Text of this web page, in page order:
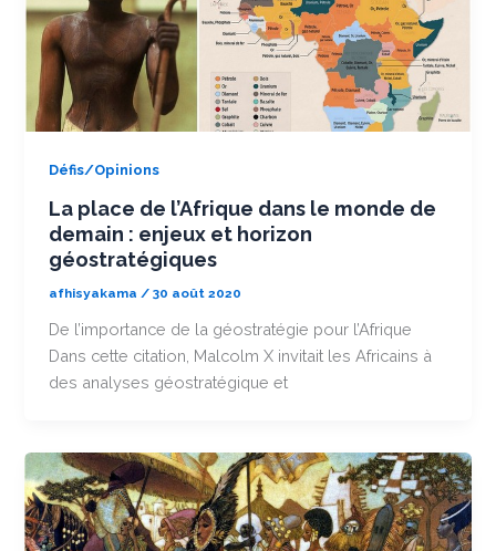
Défis/Opinions
La place de l’Afrique dans le monde de
demain : enjeux et horizon
géostratégiques
afhisyakama/30 août 2020
De l’importance de la géostratégie pour l’Afrique
Dans cette citation, Malcolm X invitait les Africains à
des analyses géostratégique et